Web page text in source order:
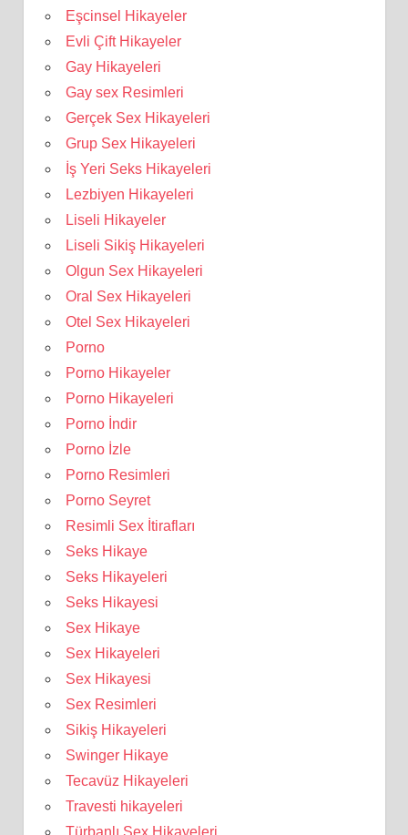
Eşcinsel Hikayeler
Evli Çift Hikayeler
Gay Hikayeleri
Gay sex Resimleri
Gerçek Sex Hikayeleri
Grup Sex Hikayeleri
İş Yeri Seks Hikayeleri
Lezbiyen Hikayeleri
Liseli Hikayeler
Liseli Sikiş Hikayeleri
Olgun Sex Hikayeleri
Oral Sex Hikayeleri
Otel Sex Hikayeleri
Porno
Porno Hikayeler
Porno Hikayeleri
Porno İndir
Porno İzle
Porno Resimleri
Porno Seyret
Resimli Sex İtirafları
Seks Hikaye
Seks Hikayeleri
Seks Hikayesi
Sex Hikaye
Sex Hikayeleri
Sex Hikayesi
Sex Resimleri
Sikiş Hikayeleri
Swinger Hikaye
Tecavüz Hikayeleri
Travesti hikayeleri